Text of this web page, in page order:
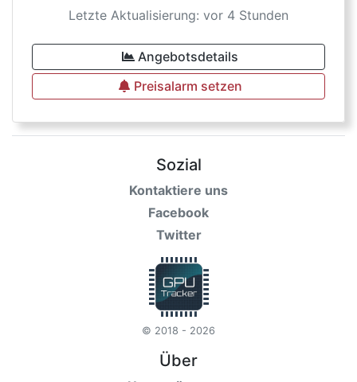
Letzte Aktualisierung: vor 4 Stunden
Angebotsdetails
Preisalarm setzen
Sozial
Kontaktiere uns
Facebook
Twitter
© 2018 - 2026
Über